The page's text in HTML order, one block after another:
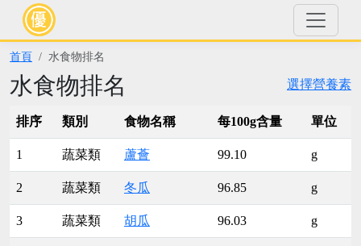
首頁 水食物排名
選擇營養素
水食物排名
排序 類別 食物名稱 每100g含量 單位
1 蔬菜類 蘆薈 99.10 g
2 蔬菜類 冬瓜 96.85 g
3 蔬菜類 胡瓜 96.03 g